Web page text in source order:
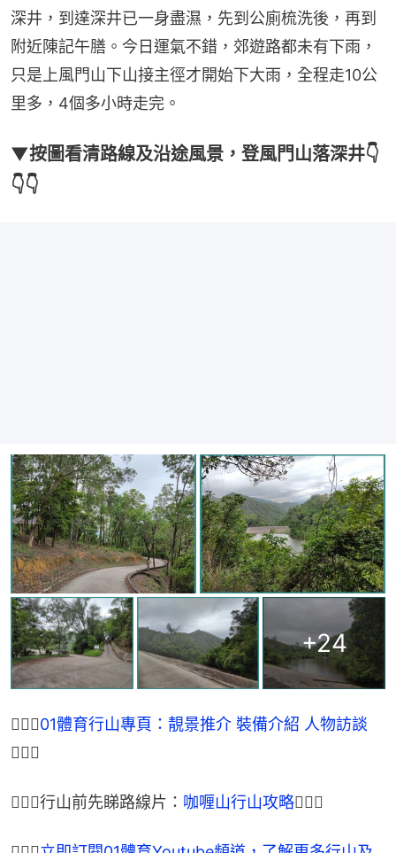
深井，到達深井已一身盡濕，先到公廁梳洗後，再到
附近陳記午膳。今日運氣不錯，郊遊路都未有下雨，
只是上風門山下山接主徑才開始下大雨，全程走10公
里多，4個多小時走完。
▼按圖看清路線及沿途風景，登風門山落深井👇
👇👇
+24
🏃🏽‍♂01體育行山專頁：靚景推介 裝備介紹 人物訪談
🏃🏾‍♀
🏃🏽‍♂行山前先睇路線片： 咖喱山行山攻略🏃🏾‍♀